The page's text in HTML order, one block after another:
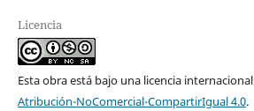
Licencia
Esta obra está bajo una licencia internacional
Atribución-NoComercial-CompartirIgual 4.0.